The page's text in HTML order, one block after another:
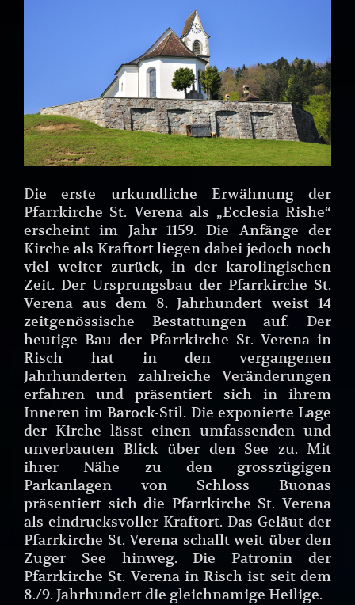
Die erste urkundliche Erwähnung der
Pfarrkirche St. Verena als „Ecclesia Rishe“
erscheint im Jahr 1159. Die Anfänge der
Kirche als Kraftort liegen dabei jedoch noch
viel weiter zurück, in der karolingischen
Zeit. Der Ursprungsbau der Pfarrkirche St.
Verena aus dem 8. Jahrhundert weist 14
zeitgenössische Bestattungen auf. Der
heutige Bau der Pfarrkirche St. Verena in
Risch hat in den vergangenen
Jahrhunderten zahlreiche Veränderungen
erfahren und präsentiert sich in ihrem
Inneren im Barock-Stil. Die exponierte Lage
der Kirche lässt einen umfassenden und
unverbauten Blick über den See zu. Mit
ihrer Nähe zu den grosszügigen
Parkanlagen von Schloss Buonas
präsentiert sich die Pfarrkirche St. Verena
als eindrucksvoller Kraftort. Das Geläut der
Pfarrkirche St. Verena schallt weit über den
Zuger See hinweg. Die Patronin der
Pfarrkirche St. Verena in Risch ist seit dem
8./9. Jahrhundert die gleichnamige Heilige.